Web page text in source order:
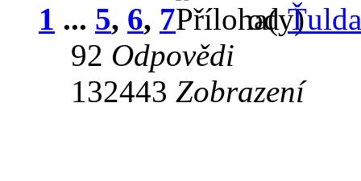
1 ... 5, 6, 7 odŤulda
92 Odpovědi
132443 Zobrazení